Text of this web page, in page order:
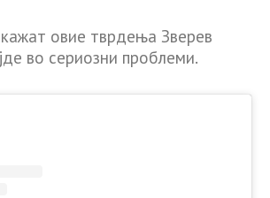
овие тврдења Зверев
во сериозни проблеми.